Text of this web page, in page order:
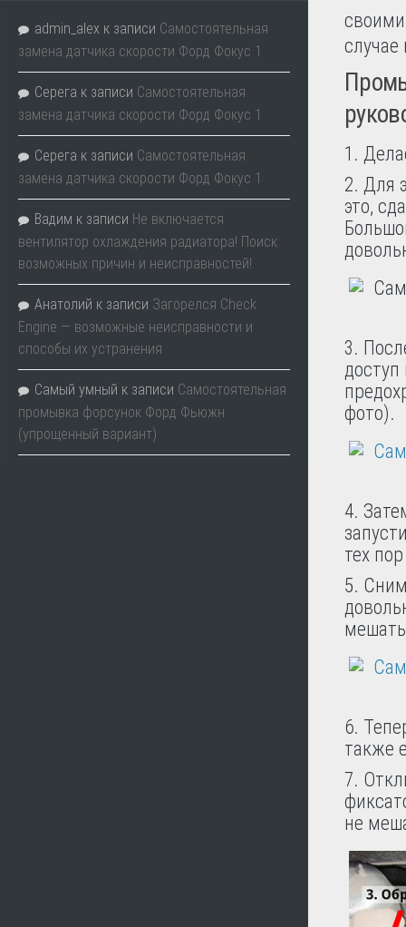
случае
1.
2. Для
это,
3.
доступ
фото).
4.
тех
5.
6.
также
7.
не
admin_alex к записи Самостоятельная
замена датчика скорости Форд Фокус 1
Серега к записи Самостоятельная
замена датчика скорости Форд Фокус 1
Серега к записи Самостоятельная
замена датчика скорости Форд Фокус 1
Вадим к записи Не включается
вентилятор охлаждения радиатора! Поиск
возможных причин и неисправностей!
Анатолий к записи Загорелся Check
Engine — возможные неисправности и
способы их устранения
Самый умный к записи Самостоятельная
промывка форсунок Форд Фьюжн
(упрощенный вариант)